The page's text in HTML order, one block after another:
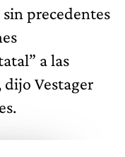
precedentes
a las
Vestager